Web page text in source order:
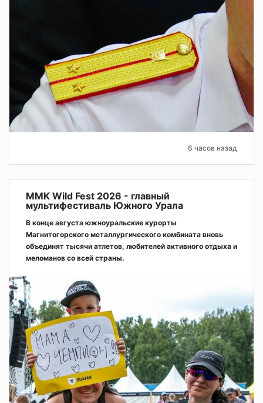
6 часов назад
ММК Wild Fest 2026 - главный
мультифестиваль Южного Урала
В конце августа южноуральские курорты
Магнитогорского металлургического комбината вновь
объединят тысячи атлетов, любителей активного отдыха и
меломанов со всей страны.